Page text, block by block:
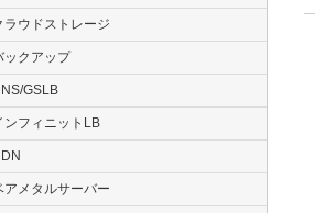
ラウドストレージ
ックアップ
GSLB
ンフィニットLB
アメタルサーバー